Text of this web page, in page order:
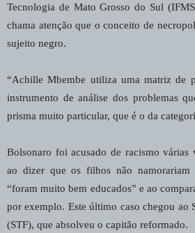
Tecnologia de Mato Grosso do Sul
chama atenção que o conceito de
sujeito negro.
“Achille Mbembe utiliza uma matriz de
instrumento de análise dos problemas
prisma muito particular, que é o da
Bolsonaro foi acusado de racismo várias
ao dizer que os filhos não namorariam
“foram muito bem educados” e ao
por exemplo. Este último caso chegou ao
(STF), que absolveu o capitão reformado.